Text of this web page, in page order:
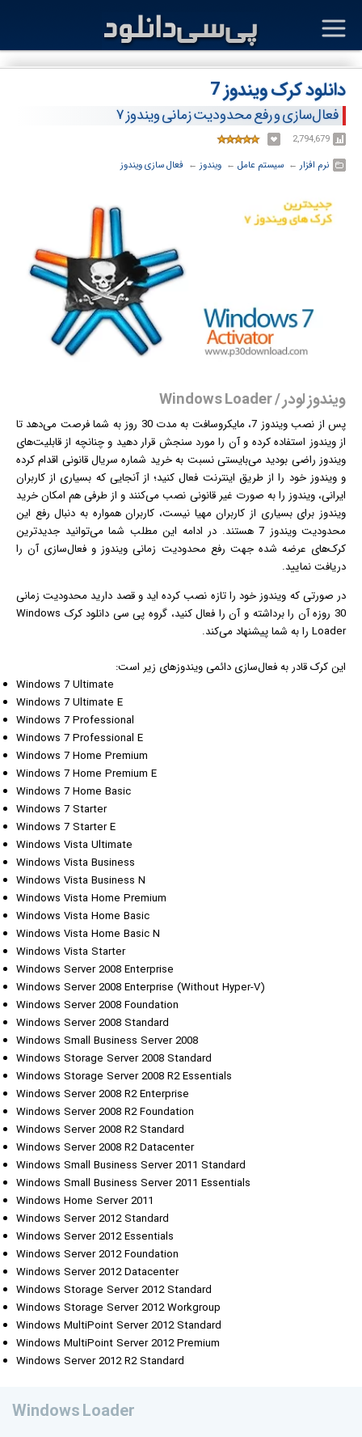
دانلود کرک ویندوز 7
فعال‌سازی و رفع محدودیت زمانی ویندوز ۷
2,794,679
نرم افزار ← ‏ سیستم عامل ← ‏ ویندوز ← ‏ فعال سازی ویندوز
ویندوز لودر / Windows Loader
پس از نصبویندوز
7، مایکروسافت به مدت 30 روز به شما فرصت می‌دهد تا
از ویندوز استفاده کرده و آن را مورد سنجش قرار دهید و چنانچه از قابلیت‌های
ویندوز راضی بودید می‌بایستی نسبت به خرید شماره سریال قانونی اقدام کرده
و ویندوز خود را از طریق اینترنت فعال کنید؛ از آنجایی که بسیاری از کاربران
ایرانی، ویندوز را به صورت غیر قانونی نصب می‌کنند و از طرفی هم امکان خرید
ویندوز برای بسیاری از کاربران مهیا نیست، کاربران همواره به دنبال رفع این
محدودیت ویندوز 7 هستند. در ادامه این مطلب شما می‌توانید جدیدترین
کرک‌های عرضه شده جهت رفع محدودیت زمانی ویندوز و فعال‌سازی آن را
دریافت نمایید.
در صورتی که ویندوز خود را تازه نصب کرده اید و قصد دارید محدودیت زمانی
30 روزه آن را برداشته و آن را فعال کنید، گروه پی سی دانلود کرک Windows
Loader را به شما پیشنهاد می‌کند.
این کرک قادر به فعال‌سازی دائمی ویندوزهای زیر است:
Windows 7 Ultimate
Windows 7 Ultimate E
Windows 7 Professional
Windows 7 Professional E
Windows 7 Home Premium
Windows 7 Home Premium E
Windows 7 Home Basic
Windows 7 Starter
Windows 7 Starter E
Windows Vista Ultimate
Windows Vista Business
Windows Vista Business N
Windows Vista Home Premium
Windows Vista Home Basic
Windows Vista Home Basic N
Windows Vista Starter
Windows Server 2008 Enterprise
Windows Server 2008 Enterprise (Without Hyper-V)
Windows Server 2008 Foundation
Windows Server 2008 Standard
Windows Small Business Server 2008
Windows Storage Server 2008 Standard
Windows Storage Server 2008 R2 Essentials
Windows Server 2008 R2 Enterprise
Windows Server 2008 R2 Foundation
Windows Server 2008 R2 Standard
Windows Server 2008 R2 Datacenter
Windows Small Business Server 2011 Standard
Windows Small Business Server 2011 Essentials
Windows Home Server 2011
Windows Server 2012 Standard
Windows Server 2012 Essentials
Windows Server 2012 Foundation
Windows Server 2012 Datacenter
Windows Storage Server 2012 Standard
Windows Storage Server 2012 Workgroup
Windows MultiPoint Server 2012 Standard
Windows MultiPoint Server 2012 Premium
Windows Server 2012 R2 Standard
Windows Loader